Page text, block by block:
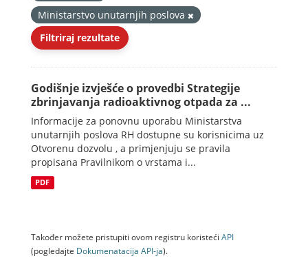
Ministarstvo unutarnjih poslova
Filtriraj rezultate
Godišnje izvješće o provedbi Strategije
zbrinjavanja radioaktivnog otpada za ...
Informacije za ponovnu uporabu Ministarstva
unutarnjih poslova RH dostupne su korisnicima uz
Otvorenu dozvolu , a primjenjuju se pravila
propisana Pravilnikom o vrstama i...
PDF
Također možete pristupiti ovom registru koristeći API
(pogledajte Dokumenаtаcijа API-jа).